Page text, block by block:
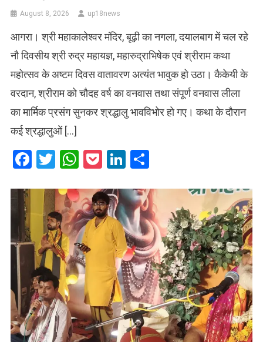
August 8, 2026 up18news
आगरा। श्री महाकालेश्वर मंदिर, बूढ़ी का नगला, दयालबाग में चल रहे
नौ दिवसीय श्री रुद्र महायज्ञ, महारुद्राभिषेक एवं श्रीराम कथा
महोत्सव के अष्टम दिवस वातावरण अत्यंत भावुक हो उठा। कैकेयी के
वरदान, श्रीराम को चौदह वर्ष का वनवास तथा संपूर्ण वनवास लीला
का मार्मिक प्रसंग सुनकर श्रद्धालु भावविभोर हो गए। कथा के दौरान
कई श्रद्धालुओं […]
Facebook
Twitter
WhatsApp
PocketLinkedIn